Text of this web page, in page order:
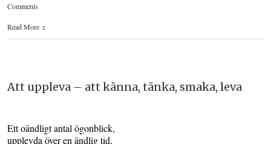
Comments
Read More
Att uppleva – att känna, tänka, smaka, leva
Ett oändligt antal ögonblick,
upplevda över en ändlig tid,